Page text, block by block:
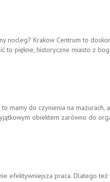
nocleg? Krakow Centrum to
piękne, historyczne miasto z
mamy do czynienia na
obiektem zarówno do
efektywniejsza praca. Dlatego